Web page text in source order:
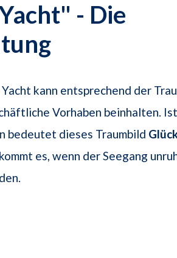
- Die
kann entsprechend der
Vorhaben beinhalten.
bedeutet dieses Traumbild
kommt es, wenn der Seegang